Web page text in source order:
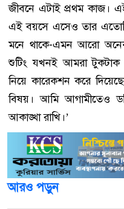
জীবনে এটাই প্রথম কাজ।
এই বয়সে এসেও তার
মনে থাকে-এমন আরো
শুটিং যখনই আমরা টুকটাক
নিয়ে কারেকশন করে
বিষয়। আমি আগামীতেও
আকাঙ্খা রাখি।’
আরও পড়ুন